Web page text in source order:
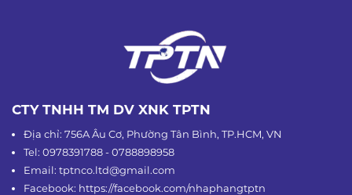
CTY TNHH TM DV XNK TPTN
Địa chỉ: 756A Âu Cơ, Phường Tân Bình, TP.HCM, VN
Tel: 0978391788 - 0788898958
Email: tptnco.ltd@gmail.com
Facebook: https://facebook.com/nhaphangtptn